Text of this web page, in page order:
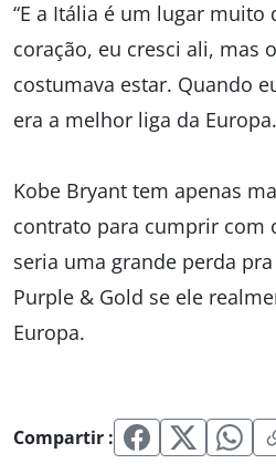
“E a Itália é um lugar
coração, eu cresci ali, mas
costumava estar. Quando
era a melhor liga da
Kobe Bryant tem apenas
contrato para cumprir com
seria uma grande perda
Purple & Gold se ele
Europa.
Compartir :